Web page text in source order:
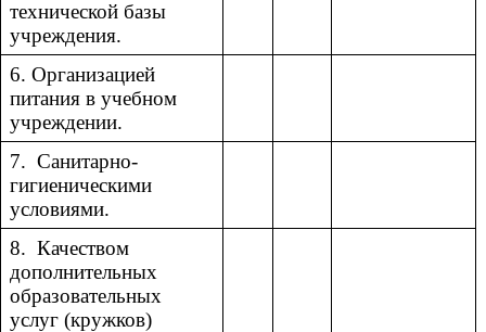
технической базы
учреждения.
6. Организацией
питания в учебном
учреждении.
7. Санитарно-
гигиеническими
условиями.
8. Качеством
дополнительных
образовательных
услуг (кружков)